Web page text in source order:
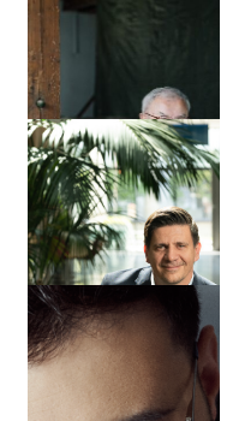
Családi vállalkozások